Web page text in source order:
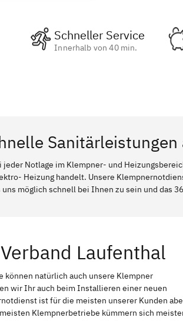
Schneller Service
Innerhalb von 40 min.
Notlage im Klempner- und
Heizung handelt. Unsere
möglich schnell bei Ihnen zu sein und das
Laufenthal
können natürlich auch unsere Klempner
wir Ihr auch beim Installieren einer neuen
ist für die meisten unserer Kunden
Klempnerbetriebe kümmern sich